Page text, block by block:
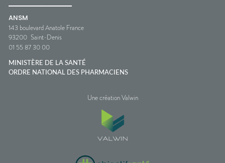
ANSM
143 boulevard Anatole France
93200 Saint-Denis
01 55 87 30 00
MINISTÈRE DE LA SANTÉ
ORDRE NATIONAL DES PHARMACIENS
Une création Valwin